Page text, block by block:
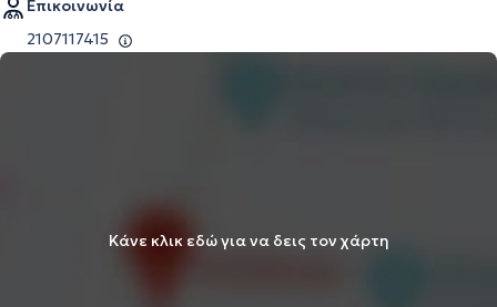
Επικοινωνία
2107117415
Κάνε κλικ εδώ για να δεις τον χάρτη